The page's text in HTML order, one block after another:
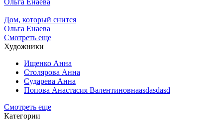
Ольга Енаева
Дом, который снится
Ольга Енаева
Смотреть еще
Художники
Ищенко Анна
Столярова Анна
Сударева Анна
Попова Анастасия Валентиновнаasdasdasd
Смотреть еще
Категории